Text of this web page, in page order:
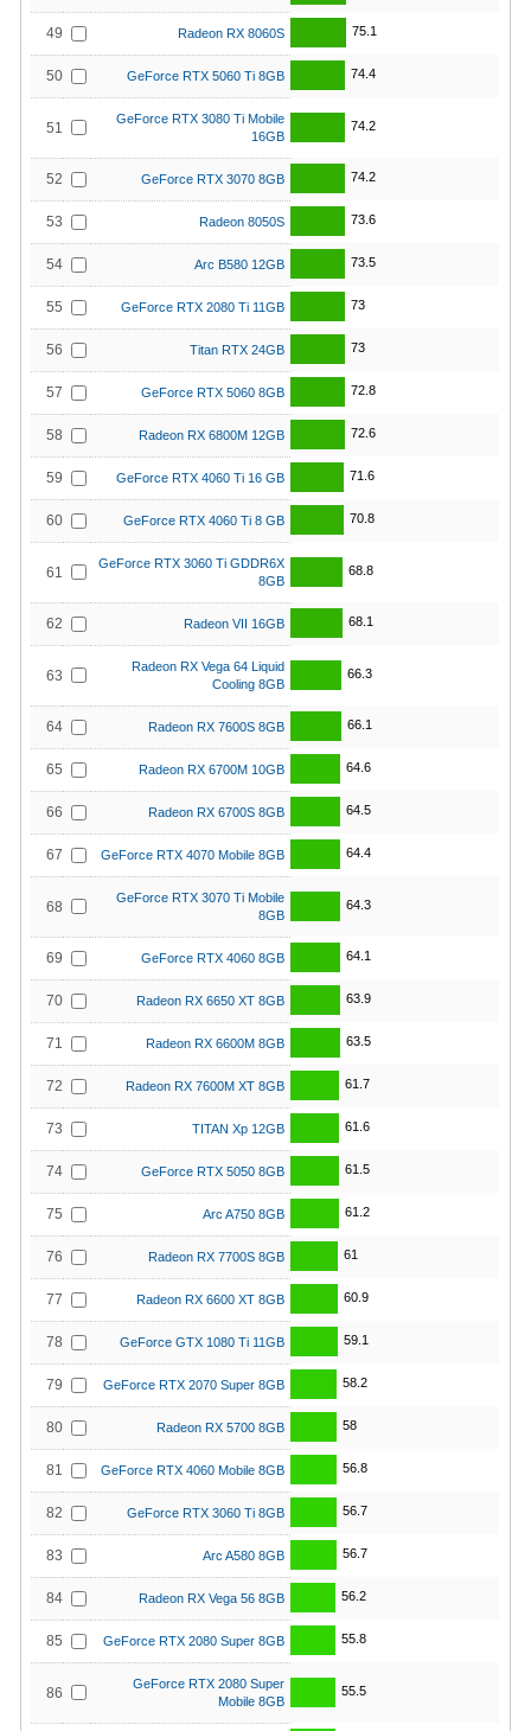
49 Radeon RX 8060S 75.1
50 GeForce RTX 5060 Ti 8GB 74.4
51
GeForce RTX 3080 Ti Mobile
16GB
74.2
52 GeForce RTX 3070 8GB 74.2
53 Radeon 8050S 73.6
54 Arc B580 12GB 73.5
55 GeForce RTX 2080 Ti 11GB 73
56 Titan RTX 24GB 73
57 GeForce RTX 5060 8GB 72.8
58 Radeon RX 6800M 12GB 72.6
59 GeForce RTX 4060 Ti 16 GB 71.6
60 GeForce RTX 4060 Ti 8 GB 70.8
61
GeForce RTX 3060 Ti GDDR6X
8GB
68.8
62 Radeon VII 16GB 68.1
63
Radeon RX Vega 64 Liquid
Cooling 8GB
66.3
64 Radeon RX 7600S 8GB 66.1
65 Radeon RX 6700M 10GB 64.6
66 Radeon RX 6700S 8GB 64.5
67 GeForce RTX 4070 Mobile 8GB 64.4
68
GeForce RTX 3070 Ti Mobile
8GB
64.3
69 GeForce RTX 4060 8GB 64.1
70 Radeon RX 6650 XT 8GB 63.9
71 Radeon RX 6600M 8GB 63.5
72 Radeon RX 7600M XT 8GB 61.7
73 TITAN Xp 12GB 61.6
74 GeForce RTX 5050 8GB 61.5
75 Arc A750 8GB 61.2
76 Radeon RX 7700S 8GB 61
77 Radeon RX 6600 XT 8GB 60.9
78 GeForce GTX 1080 Ti 11GB 59.1
79 GeForce RTX 2070 Super 8GB 58.2
80 Radeon RX 5700 8GB 58
81 GeForce RTX 4060 Mobile 8GB 56.8
82 GeForce RTX 3060 Ti 8GB 56.7
83 Arc A580 8GB 56.7
84 Radeon RX Vega 56 8GB 56.2
85 GeForce RTX 2080 Super 8GB 55.8
86
GeForce RTX 2080 Super
Mobile 8GB
55.5